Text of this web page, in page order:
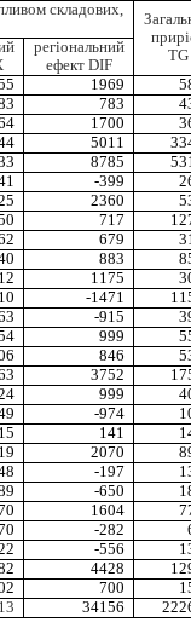
складових,
TG
регіональний
ефект DIF
1969
783
1700
5011
8785
-399
2360
717
679
883
1175
-1471
-915
999
846
3752
999
-974
141
2070
-197
-650
1604
-282
-556
4428
700
34156